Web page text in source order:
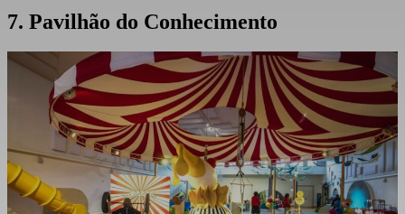
7. Pavilhão do Conhecimento